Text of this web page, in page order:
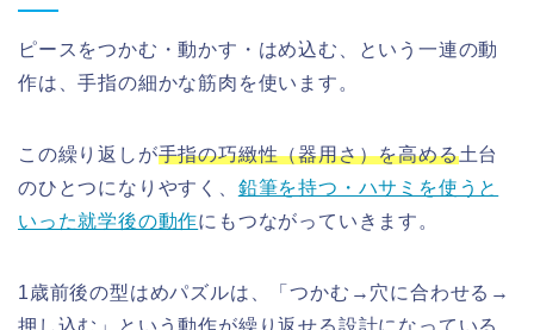
ピースをつかむ・動かす・はめ込む、という一連の動
作は、手指の細かな筋肉を使います。
この繰り返しが手指の巧緻性（器用さ）を高める土台
のひとつになりやすく、 鉛筆を持つ・ハサミを使うと
いった就学後の動作にもつながっていきます。
1歳前後の型はめパズルは、「つかむ→穴に合わせる→
押し込む」という動作が繰り返せる設計になっている